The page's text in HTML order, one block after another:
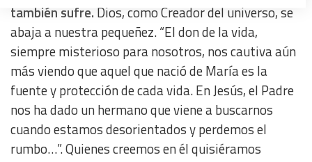
también sufre. Dios, como Creador del universo, se
abaja a nuestra pequeñez. “El don de la vida,
siempre misterioso para nosotros, nos cautiva aún
más viendo que aquel que nació de María es la
fuente y protección de cada vida. En Jesús, el Padre
nos ha dado un hermano que viene a buscarnos
cuando estamos desorientados y perdemos el
rumbo…”. Quienes creemos en él quisiéramos
Create profiles to personalise content
Use profiles to select personalised content
Measure advertising performance
Measure content performance